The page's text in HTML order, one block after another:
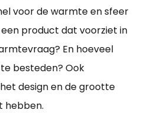
voor de warmte en sfeer
product dat voorziet in
En hoeveel
besteden? Ook
design en de grootte
hebben.